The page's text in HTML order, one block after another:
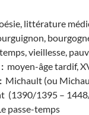
littérature
vieillesse,
moyen-âge tardif,
Michault (ou
(1390/1395 –
passe-temps